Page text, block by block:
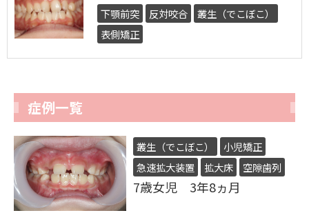
下顎前突 反対咬合
叢生（でこぼこ）
表側矯正
症例一覧
叢生（でこぼこ）
小児矯正
急速拡大装置
拡大床 空隙歯列
7歳女児 3年8ヵ月